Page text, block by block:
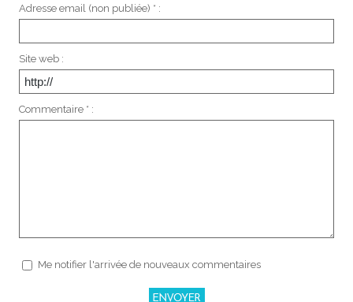
Adresse email (non publiée) * :
Site web :
Commentaire * :
Me notifier l'arrivée de nouveaux commentaires